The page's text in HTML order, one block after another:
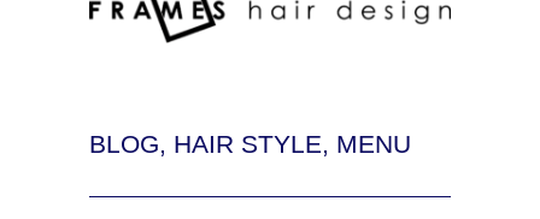
BLOG, HAIR STYLE, MENU